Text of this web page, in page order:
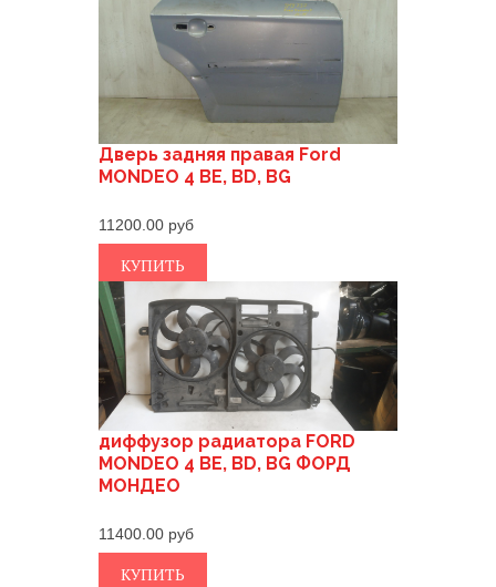
Дверь задняя правая Ford
MONDEO 4 BE, BD, BG
11200.00
КУПИТЬ
диффузор радиатора FORD
MONDEO 4 BE, BD, BG ФОРД
МОНДЕО
11400.00
КУПИТЬ